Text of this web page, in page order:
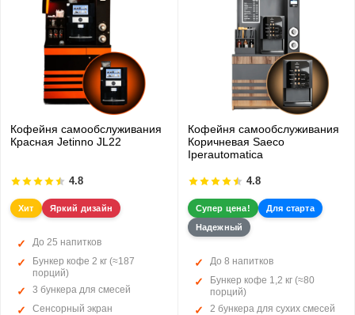
Кофейня самообслуживания
Красная Jetinno JL22
4.8
Хит Яркий дизайн
До 25 напитков
Бункер кофе 2 кг (≈187
порций)
3 бункера для смесей
Сенсорный экран
Кофейня самообслуживания
Коричневая Saeco
Iperautomatica
4.8
Супер цена!
Для старта
Надежный
До 8 напитков
Бункер кофе 1,2 кг (≈80
порций)
2 бункера для сухих смесей